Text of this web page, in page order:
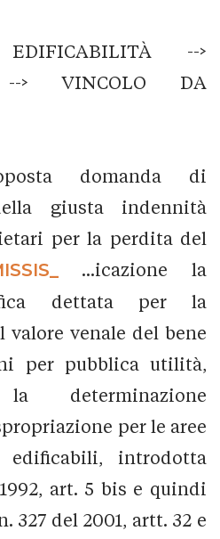
-->
--> VINCOLO DA
domanda di
giusta indennità
per la perdita del
...icazione la
dettata per la
valore venale del bene
per pubblica utilità,
determinazione
per le aree
introdotta
art. 5 bis e quindi
327 del 2001, artt. 32 e